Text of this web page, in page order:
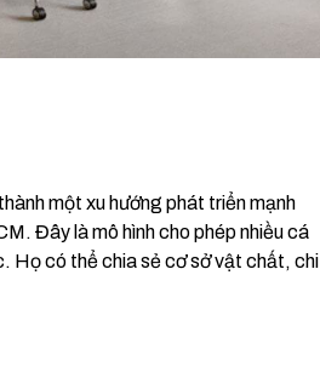
một xu hướng phát triển mạnh
Đây là mô hình cho phép nhiều cá
Họ có thể chia sẻ cơ sở vật chất, chi